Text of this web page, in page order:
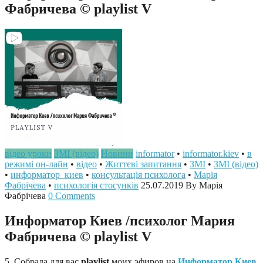
Фабричева © playlist V
відео уроки ЗМІ (відео) Новини informator• informator.kiev • в
режимі он-лайн • відео • Життєві запитання • ЗМІ • ЗМІ (відео)
• информатор_киев • консультація психолога • Марія
Фабрічева • психологія стосунків 25.07.2019 By Марія
Фабрічева 0 Comments
Информатор Киев /психолог Мария
Фабричева © playlist V